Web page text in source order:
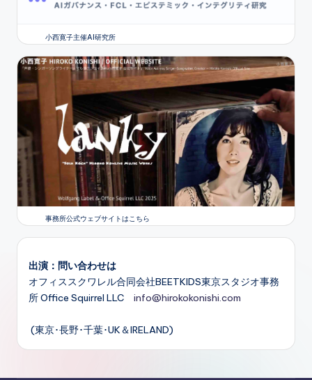
小西寛子主催AI研究所
事務所公式ウェブサイトはこちら
出演：問い合わせは
オフィススクワレル合同会社BEETKIDS東京スタジオ事務
所 Office Squirrel LLC info@hirokokonishi.com
(東京･長野･千葉･UK＆IRELAND)